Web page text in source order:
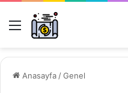
Menü
Anasayfa /Genel